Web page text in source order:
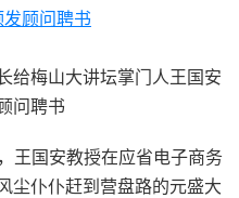
给梅山大讲坛掌门人王国安
问聘书
王国安教授在应省电子商务
尘仆仆赶到营盘路的元盛大